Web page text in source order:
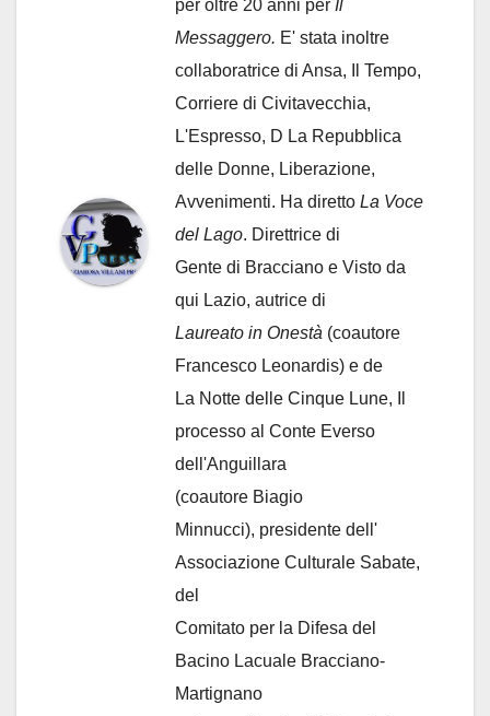
per oltre 20 anni per Il
Messaggero. E' stata inoltre
collaboratrice di Ansa, Il Tempo,
Corriere di Civitavecchia,
L'Espresso, D La Repubblica
delle Donne, Liberazione,
Avvenimenti. Ha diretto La Voce
del Lago. Direttrice di
Gente di Bracciano e Visto da
qui Lazio, autrice di
Laureato in Onestà (coautore
Francesco Leonardis) e de
La Notte delle Cinque Lune, Il
processo al Conte Everso
dell'Anguillara
(coautore Biagio
Minnucci), presidente dell'
Associazione Culturale Sabate,
del
Comitato per la Difesa del
Bacino Lacuale Bracciano-
Martignano